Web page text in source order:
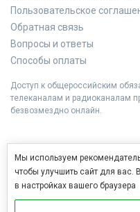
Пользовательское
Обратная связь
Вопросы и ответы
Способы оплаты
Доступ к общероссийским
телеканалам и радиоканалам
безвозмездно онлайн.
Мы используем
чтобы улучшить сайт для вас.
в настройках вашего браузера